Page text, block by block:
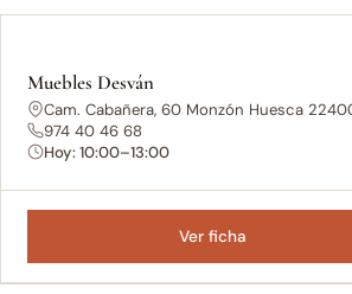
Muebles Desván
Cam. Cabañera, 60 Monzón Huesca
974 40 46 68
Hoy: 10:00–13:00
Ver ficha